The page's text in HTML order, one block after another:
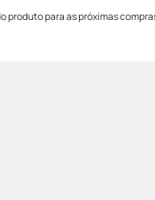
produto para as próximas